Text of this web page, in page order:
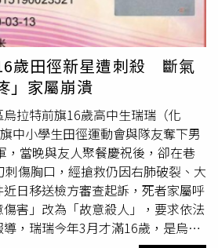
了解，林男畢業於交通大學電子工程
大學安娜堡分校電機工程碩、博士
交通大學電子研究所，曾獲校方電
。如今卻涉嫌持刀殺害妹婿，震驚
表示，案發後檢察長柯宜汾立即指
小組，當晚由專責檢察官會同法醫
罪被害人保護機制，由犯罪被害人
屬提供法律及心理支持。檢方強
實，依法嚴懲暴力犯行，以維護社
歲田徑新星遭刺殺 斷氣
」家屬崩潰
拉特前旗16歲高中生瑞瑞（化
中小學生田徑運動會與隊友奪下男
當晚與友人聚餐慶祝後，卻在巷
傷胸口，經搶救仍因右肺破裂、大
日移送檢方審查起訴，死者家屬呼
害」改為「故意殺人」，要求依法
，瑞瑞今年3月才滿16歲，是烏拉